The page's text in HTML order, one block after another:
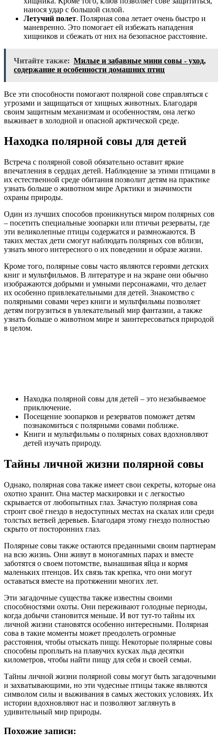
нанося удар с большой силой.
Летучий полет. Полярная сова летает очень быстро и
маневренно. Это помогает ей избежать нападения
хищников и сбежать от них на безопасное расстояние.
Читайте также: Милые и забавные мини совы - уход,
содержание и особенности домашних птиц
Все эти способности помогают полярной сове справляться с
угрозами и защищаться от хищных животных. Благодаря
своим защитным механизмам и особенностям, она легко
выживает в холодной и опасной арктической среде.
Находка полярной совы для детей
Встреча с полярной совой обязательно оставит яркие
впечатления в сердцах детей. Наблюдение за этими птицами в
их естественной среде обитания позволит детям на практике
узнать больше о животном мире Арктики и значимости
охраны природы.
Один из лучших способов проникнуться миром полярных сов
– посетить специальные зоопарки или птичьи резерваты, где
эти великолепные птицы содержатся и размножаются. В
таких местах дети смогут наблюдать полярных сов вблизи,
узнать много интересного о их поведении и образе жизни.
Кроме того, полярные совы часто являются героями детских
книг и мультфильмов. В литературе и на экране они обычно
изображаются добрыми и умными персонажами, что делает
их особенно привлекательными для детей. Знакомство с
полярными совами через книги и мультфильмы позволяет
детям погрузиться в увлекательный мир фантазии, а также
узнать больше о животном мире и заинтересоваться природой
в целом.
Находка полярной совы для детей – это незабываемое
приключение.
Посещение зоопарков и резерватов поможет детям
познакомиться с полярными совами поближе.
Книги и мультфильмы о полярных совах вдохновляют
детей изучать природу.
Тайны личной жизни полярной совы
Однако, полярная сова также имеет свои секреты, которые она
охотно хранит. Она мастер маскировки и с легкостью
скрывается от любопытных глаз. Зачастую полярная сова
строит своё гнездо в недоступных местах на скалах или среди
толстых ветвей деревьев. Благодаря этому гнездо полностью
скрыто от посторонних глаз.
Полярные совы также остаются преданными своим партнерам
на всю жизнь. Они живут в моногамных парах и вместе
заботятся о своем потомстве, вынашивая яйца и кормя
маленьких птенцов. Их связь так крепка, что они могут
оставаться вместе на протяжении многих лет.
Эти загадочные существа также известны своими
способностями охоты. Они переживают голодные периоды,
когда добычи становится меньше. И вот тут-то тайны их
личной жизни становятся особенно интересными. Полярная
сова в такие моменты может преодолеть огромные
расстояния, чтобы отыскать пищу. Некоторые полярные совы
способны проплыть на плавучих кусках льда десятки
километров, чтобы найти пищу для себя и своей семьи.
Тайны личной жизни полярной совы могут быть загадочными
и захватывающими, но эти чудесные птицы также являются
символом силы и выживания в самых жестоких условиях. Их
истории вдохновляют нас и позволяют заглянуть в
удивительный мир природы.
Похожие записи: